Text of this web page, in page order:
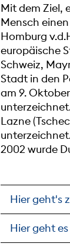
Mit dem Ziel,
Mensch
Homburg
europäische
Schweiz,
Stadt in den
am 9.
Lazne
2002 wurde
Hier geht's
Hier geht